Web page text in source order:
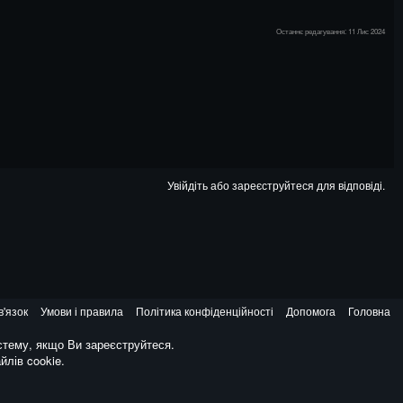
Останнє редагування: 11 Лис 2024
Увійдіть або зареєструйтеся для відповіді.
Умови і правила Політика конфіденційності Допомога Головна
якщо Ви зареєструйтеся.
cookie.